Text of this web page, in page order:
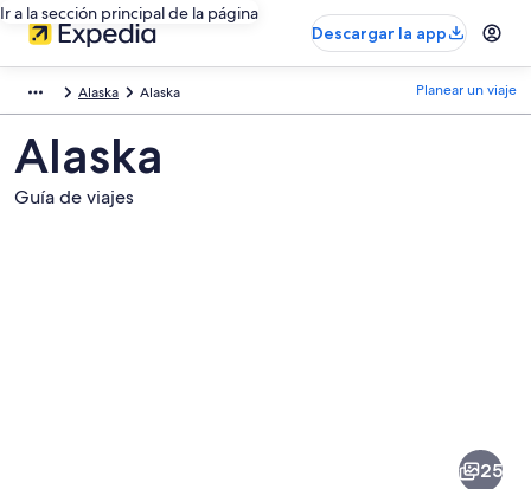
Ir a la sección principal de la página
Descargar la app
Alaska Alaska Planear un viaje
Alaska
Guía de viajes
25